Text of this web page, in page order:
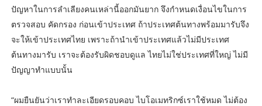
ปัญหาในการลำเลียงคนเหล่านี้ออกมันยาก จึงกำหนดเงื่อนไขในการ
ตรวจสอบ คัดกรอง ก่อนเข้าประเทศ ถ้าประเทศต้นทางพร้อมมารับจึง
จะให้เข้าประเทศไทย เพราะถ้านำเข้าประเทศแล้วไม่มีประเทศ
ต้นทางมารับ เราจะต้องรับผิดชอบดูแล ไทยไม่ใช่ประเทศที่ใหญ่ ไม่มี
ปัญญาทำแบบนั้น
“ผมยืนยันว่าเราทำละเอียดรอบคอบ ไบโอเมทริกซ์เราใช้หมด ไม่ต้อง